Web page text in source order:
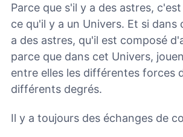
Parce que s'il y a des astres,
ce qu'il y a un Univers. Et si dans
a des astres, qu'il est composé
parce que dans cet Univers,
entre elles les différentes forces
différents degrés.
Il y a toujours des échanges de